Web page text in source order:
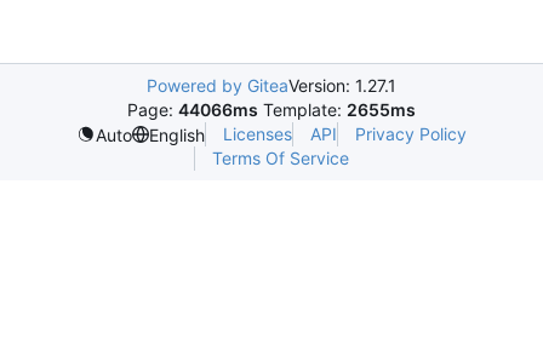
Powered by GiteaVersion: 1.27.1
Page: 44066ms Template: 2655ms
Auto
English Licenses API
Privacy Policy
Terms Of Service